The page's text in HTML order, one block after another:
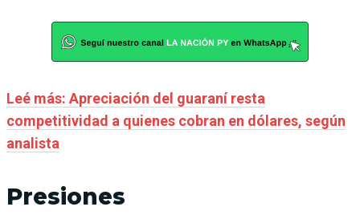
Leé más: Apreciación del guaraní resta
competitividad a quienes cobran en dólares, según
analista
Presiones